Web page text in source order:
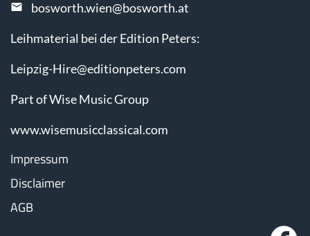
bosworth.wien@bosworth.at
Leihmaterial bei der Edition Peters:
Leipzig-Hire@editionpeters.com
Part of Wise Music Group
www.wisemusicclassical.com
Impressum
Disclaimer
AGB